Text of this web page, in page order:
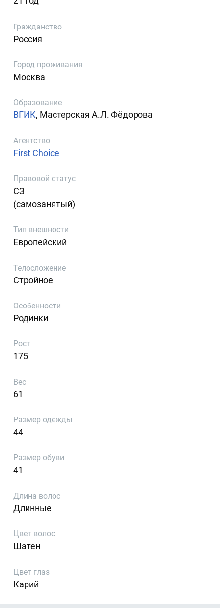
Гражданство
Россия
Город проживания
Москва
Образование
ВГИК, Мастерская А.Л. Фёдорова
Агентство
First Choice
Правовой статус
СЗ
(самозанятый)
Тип внешности
Европейский
Телосложение
Стройное
Особенности
Родинки
Рост
175
Вес
61
Размер одежды
44
Размер обуви
41
Длина волос
Длинные
Цвет волос
Шатен
Цвет глаз
Карий